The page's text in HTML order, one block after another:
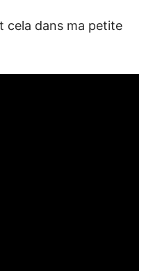
cela dans ma petite